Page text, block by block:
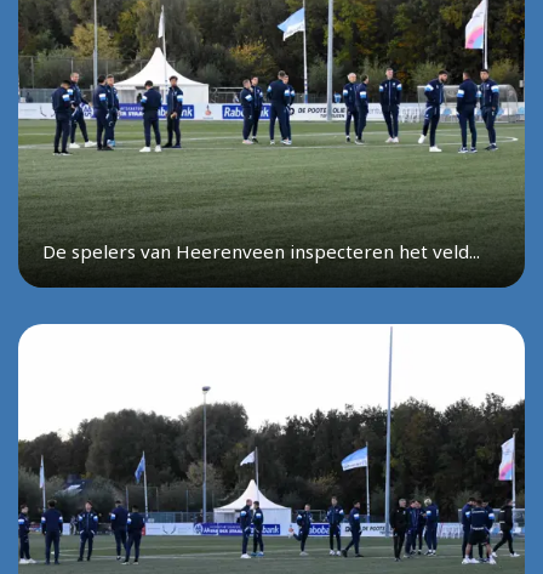
De spelers van Heerenveen inspecteren het veld...